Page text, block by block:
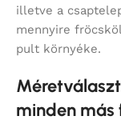
illetve a
mennyire
pult környéke.
minden más